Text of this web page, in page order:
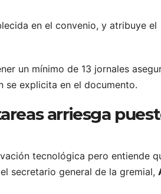
en el convenio, y atribuye el
un mínimo de 13 jornales
se explicita en el documento.
arriesga
tecnológica pero entiende
secretario general de la gremial,